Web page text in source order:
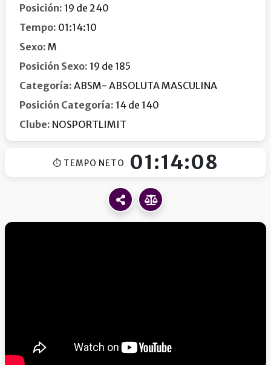
Posición: 19 de 240
Tempo: 01:14:10
Sexo: M
Posición Sexo: 19 de 185
Categoría: ABSM- ABSOLUTA MASCULINA
Posición Categoría: 14 de 140
Clube: NOSPORTLIMIT
⏱ TEMPO NETO 01:14:08